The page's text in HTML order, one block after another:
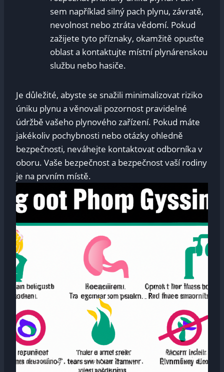
sem například silný pach plynu, závratě,
nevolnost nebo ztráta vědomí. Pokud
zažijete tyto příznaky, okamžitě opusťte
oblast a kontaktujte místní plynárenskou
službu nebo hasiče.
Je důležité, abyste se snažili minimalizovat riziko
úniku plynu a věnovali pozornost pravidelné
údržbě vašeho plynového zařízení. Pokud máte
jakékoliv pochybnosti nebo otázky ohledně
bezpečnosti, neváhejte kontaktovat odborníka v
oboru. Vaše bezpečnost a bezpečnost vaší rodiny
je na prvním místě.